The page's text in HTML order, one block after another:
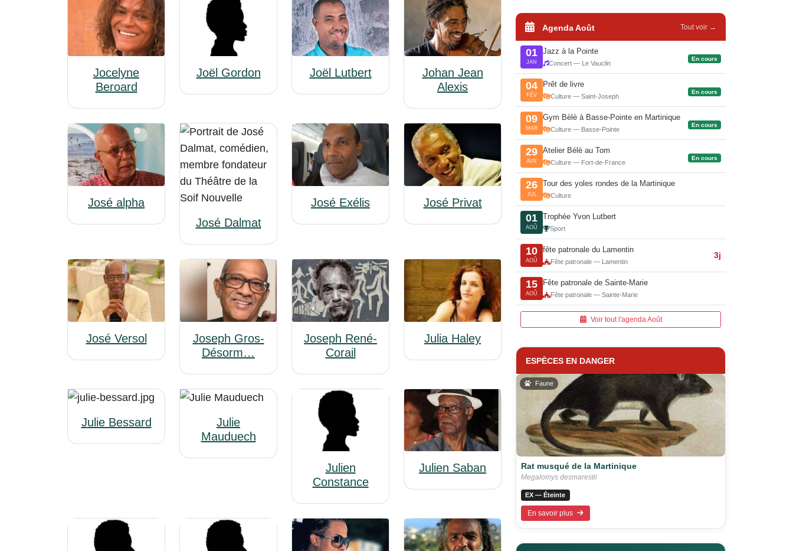
Jocelyne
Beroard
Joël Gordon Joël Lutbert
Johan Jean
Alexis
José alpha
José Dalmat
José Exélis José Privat
José Versol
Joseph Gros-
Désorm…
Joseph René-
Corail
Julia Haley
Julie Bessard
Julie
Mauduech
Julien
Constance
Julien Saban
Agenda Août Tout voir →
01
JAN
Jazz à la Pointe
Concert — Le Vauclin
En cours
04
FÉV
Prêt de livre
Culture — Saint-Joseph
En cours
09
MAR
Gym Bèlè à Basse-Pointe en Martinique
Culture — Basse-Pointe
En cours
29
AVR
Atelier Bélè au Tom
Culture — Fort-de-France
En cours
26
JUL
Tour des yoles rondes de la Martinique
Culture
01
AOÛ
Trophée Yvon Lutbert
Sport
10
AOÛ
fête patronale du Lamentin
Fête patronale — Lamentin
3j
15
AOÛ
Fête patronale de Sainte-Marie
Fête patronale — Sainte-Marie
Voir tout l'agenda Août
ESPÈCES EN DANGER
Faune
Rat musqué de la Martinique
Megalomys desmarestii
EX — Éteinte
En savoir plus